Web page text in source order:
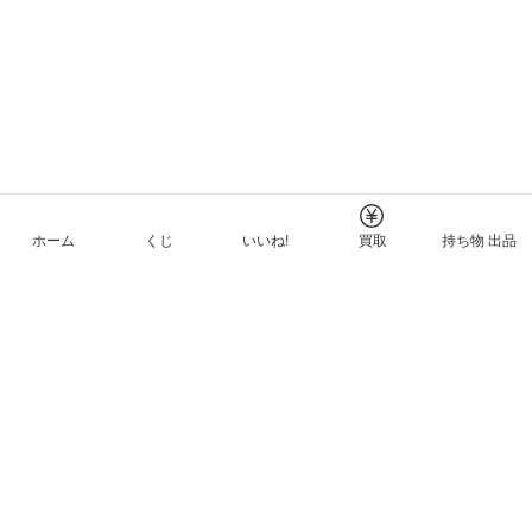
ホーム くじ いいね! 買取 持ち物 出品